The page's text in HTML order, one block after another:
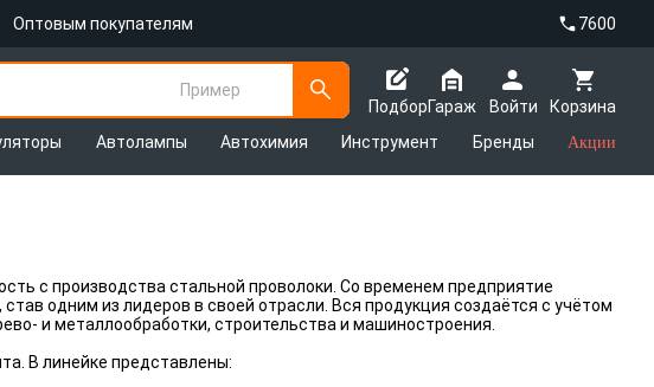
Оптовым покупателям 7600
Пример
Подбор
Корзина
Гараж
Войти
Автолампы Автохимия Инструмент Бренды Акции
с производства стальной проволоки. Со временем предприятие
одним из лидеров в своей отрасли. Вся продукция создаётся с учётом
и металлообработки, строительства и машиностроения.
В линейке представлены: